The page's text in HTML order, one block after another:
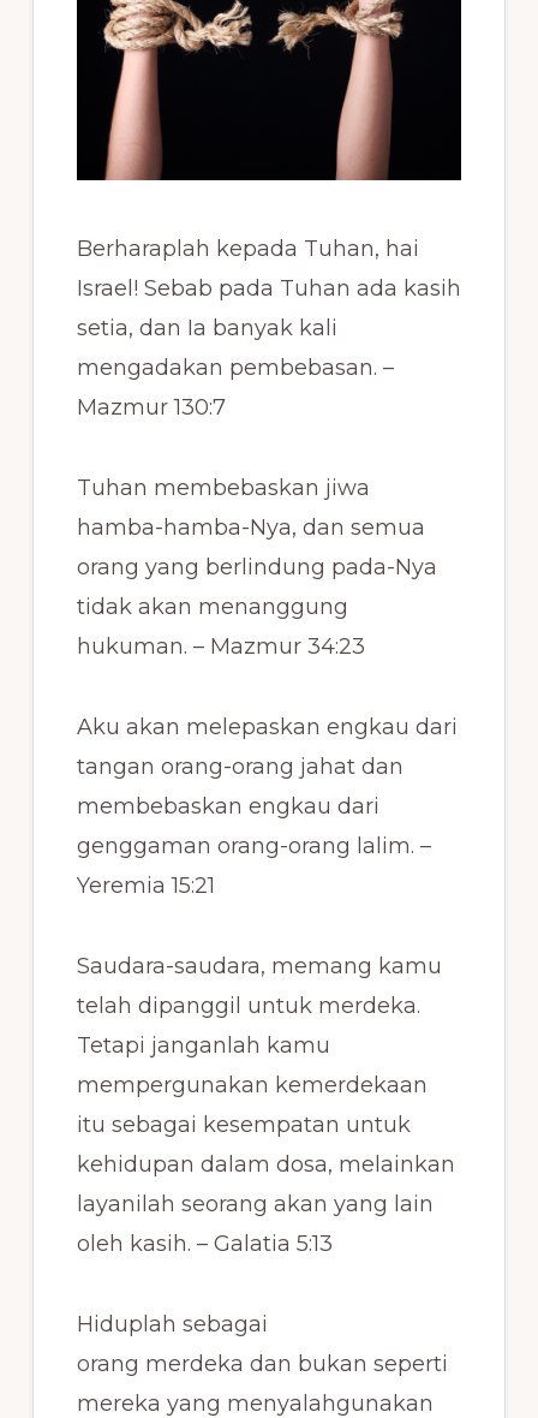
Berharaplah kepada Tuhan, hai
Israel! Sebab pada Tuhan ada kasih
setia, dan Ia banyak kali
mengadakan pembebasan. –
Mazmur 130:7
Tuhan membebaskan jiwa
hamba-hamba-Nya, dan semua
orang yang berlindung pada-Nya
tidak akan menanggung
hukuman. – Mazmur 34:23
Aku akan melepaskan engkau dari
tangan orang-orang jahat dan
membebaskan engkau dari
genggaman orang-orang lalim. –
Yeremia 15:21
Saudara-saudara, memang kamu
telah dipanggil untuk merdeka.
Tetapi janganlah kamu
mempergunakan kemerdekaan
itu sebagai kesempatan untuk
kehidupan dalam dosa, melainkan
layanilah seorang akan yang lain
oleh kasih. – Galatia 5:13
Hiduplah sebagai
orang merdeka dan bukan seperti
mereka yang menyalahgunakan